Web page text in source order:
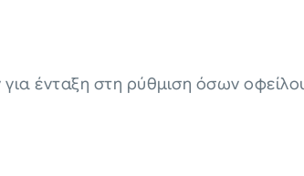
ένταξη στη ρύθμιση όσων